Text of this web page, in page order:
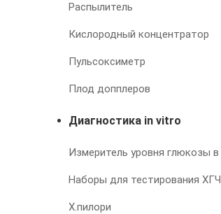
Распылитель
Кислородный концентратор
Пульсоксиметр
Плод допплеров
Диагностика in vitro
Наборы для тестирования ХГЧ
Х.пилори